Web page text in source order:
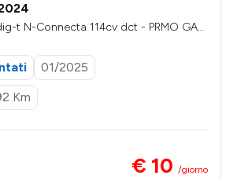
Connecta 114cv dct - PRMO GAL
01/2025
Km
€ 10 /giorno